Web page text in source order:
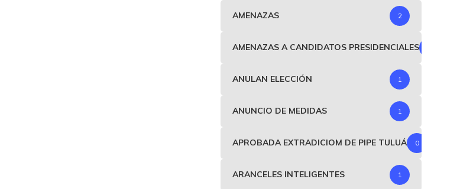
AMENAZAS 2
AMENAZAS A CANDIDATOS PRESIDENCIALES
ANULAN ELECCIÓN 1
ANUNCIO DE MEDIDAS 1
APROBADA EXTRADICIOM DE PIPE TULUÁ 0
ARANCELES INTELIGENTES 1